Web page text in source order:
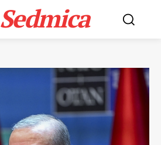
Sedmica